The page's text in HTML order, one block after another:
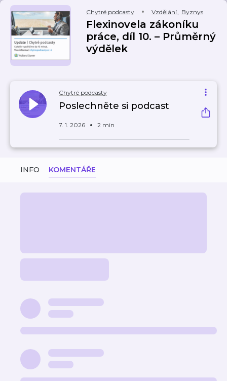
Chytré podcasty Vzdělání, Byznys
Flexinovela zákoníku
práce, díl 10. – Průměrný
výdělek
Chytré podcasty
Poslechněte si podcast
7. 1. 2026 2 min
INFO KOMENTÁŘE